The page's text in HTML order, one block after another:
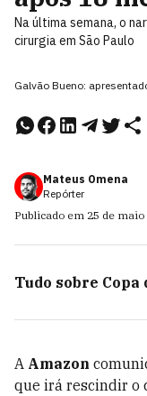
Na última semana, o
cirurgia em São Paulo
Galvão Bueno:
Mateus Omena
Repórter
Publicado em 25 de maio
Tudo sobre Copa
A Amazon
que irá rescindir o